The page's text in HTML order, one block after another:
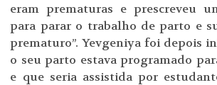
eram prematuras e prescreveu
para parar o trabalho de parto e
prematuro”. Yevgeniya foi depois
o seu parto estava programado
e que seria assistida por